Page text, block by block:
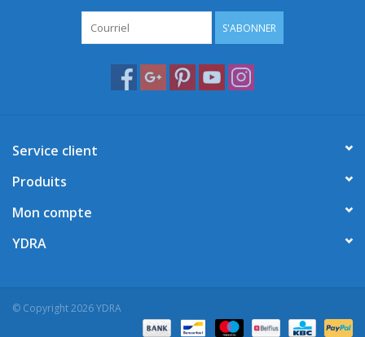
S'ABONNER
Service client
Produits
Mon compte
YDRA
© Copyright 2026 YDRA